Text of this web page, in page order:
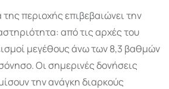
περιοχής επιβεβαιώνει την
από τις αρχές του
μεγέθους άνω των 8,3 βαθμών
Οι σημερινές δονήσεις
την ανάγκη διαρκούς